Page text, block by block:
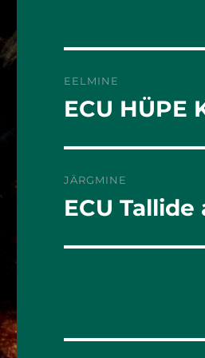
EELMINE
Eelmine
ECU HÜPE
JÄRGMINE
Järgmine
ECU